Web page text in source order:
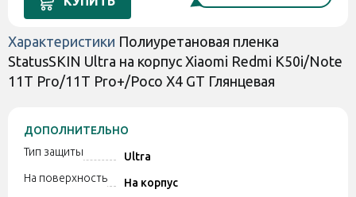
Характеристики Полиуретановая пленка
StatusSKIN Ultra на корпус Xiaomi Redmi K50i/Note
11T Pro/11T Pro+/Poco X4 GT Глянцевая
ДОПОЛНИТЕЛЬНО
Тип защиты
Ultra
На поверхность
На корпус